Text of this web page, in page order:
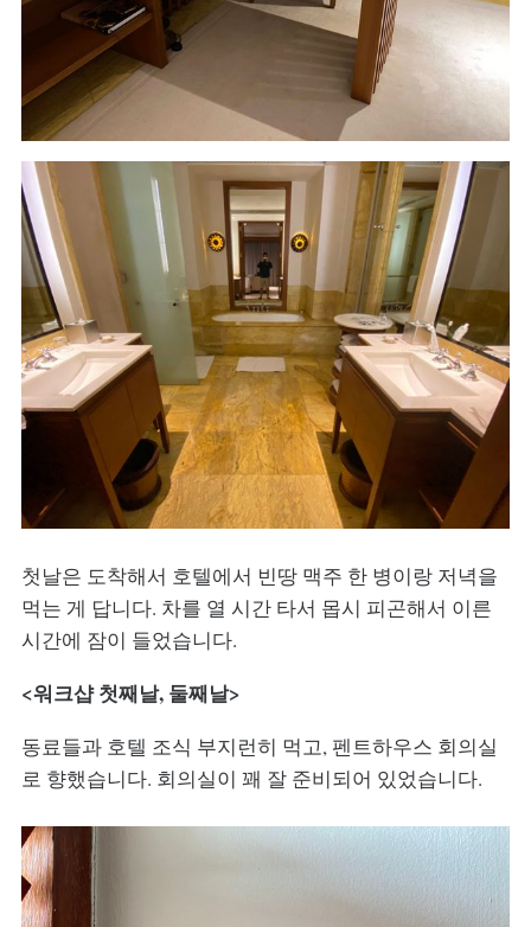
첫날은 도착해서 호텔에서 빈땅 맥주 한 병이랑 저녁을
먹는 게 답니다. 차를 열 시간 타서 몹시 피곤해서 이른
시간에 잠이 들었습니다.
<워크샵 첫째날, 둘째날>
동료들과 호텔 조식 부지런히 먹고, 펜트하우스 회의실
로 향했습니다. 회의실이 꽤 잘 준비되어 있었습니다.